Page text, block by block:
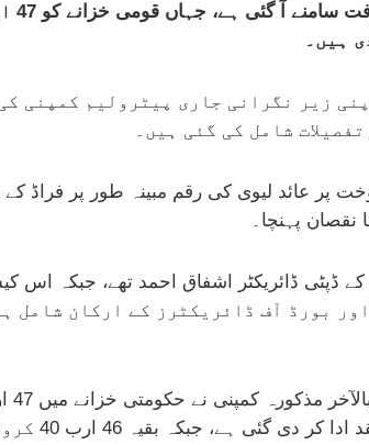
ہیں۔
زیر نگرانی جاری پیٹرولیم کمپنی
شامل کی گئی ہیں۔
2019 سے 2022 کے دوران پیٹرول کی فروخت پر عائد لیوی کی رقم
بورڈ آف ڈائریکٹرز کے ارکان شامل
ظاہر کی۔ اس